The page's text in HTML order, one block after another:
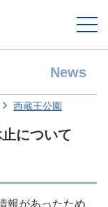
News
西蔵王公園
について
があったため、